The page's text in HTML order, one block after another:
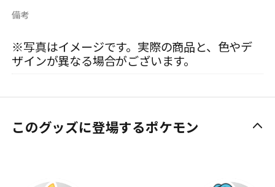
備考
※写真はイメージです。実際の商品と、色やデ
ザインが異なる場合がございます。
このグッズに登場するポケモン